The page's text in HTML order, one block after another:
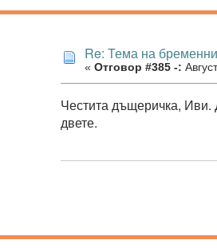
Re: Тема на
« Отговор #385 -:
Честита дъщеричка, Иви.
двете.